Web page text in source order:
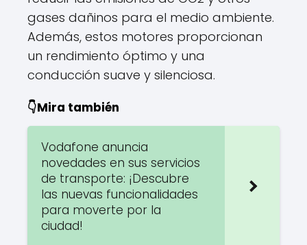
gases dañinos para el medio ambiente.
Además, estos motores proporcionan
un rendimiento óptimo y una
conducción suave y silenciosa.
👇Mira también
Vodafone anuncia
novedades en sus servicios
de transporte: ¡Descubre
las nuevas funcionalidades
para moverte por la
ciudad!